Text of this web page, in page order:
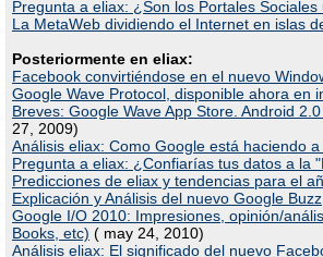
Pregunta a eliax: ¿Son los Portales
La MetaWeb dividiendo el Internet en islas
Posteriormente en eliax:
Facebook convirtiéndose en el nuevo
Google Wave Protocol, disponible ahora en
Breves: Google Wave App Store. Android
27, 2009)
Análisis eliax: Como Google está haciendo
Pregunta a eliax: ¿Confiarías tus datos a la
Predicciones de eliax y tendencias para el
Explicación y Análisis del nuevo Google Buzz
Google I/O 2010: Impresiones, opinión/
Books, etc) ( may 24, 2010)
Análisis eliax: El significado del nuevo